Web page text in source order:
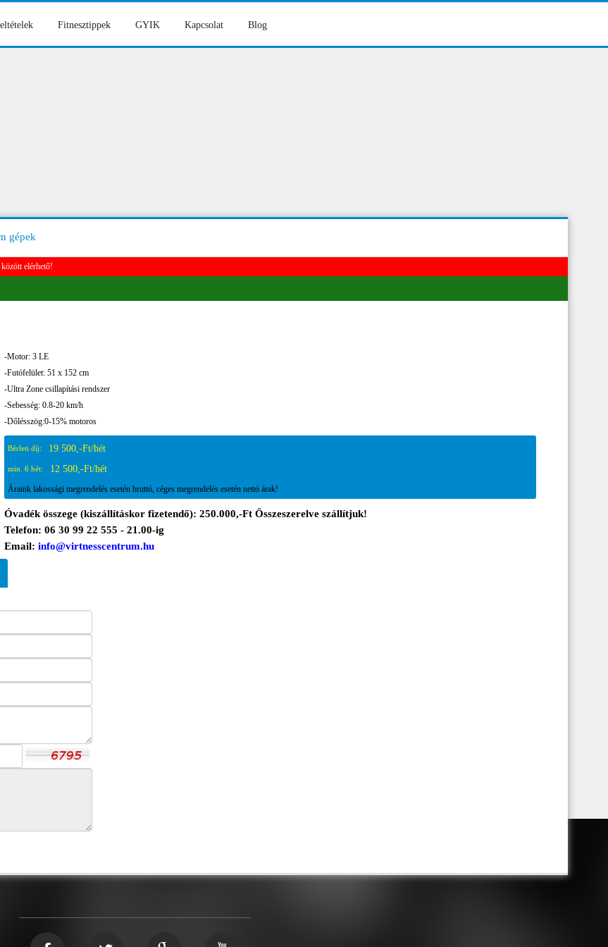
Fitnesztippek GYIK Kapcsolat Blog
gépek
elérhető!
-Motor: 3 LE
-Futófelület: 51 x 152 cm
-Ultra Zone csillapítási rendszer
-Sebesség: 0.8-20 km/h
-Dőlésszög:0-15% motoros
Bérleti díj: 19 500,-Ft/hét
min. 6 hét: 12 500,-Ft/hét
Áraink lakossági megrendelés esetén bruttó, céges megrendelés esetén nettó árak!
Óvadék összege (kiszállításkor fizetendő): 250.000,-Ft Összeszerelve szállítjuk!
Telefon: 06 30 99 22 555 - 21.00-ig
Email: info@virtnesscentrum.hu